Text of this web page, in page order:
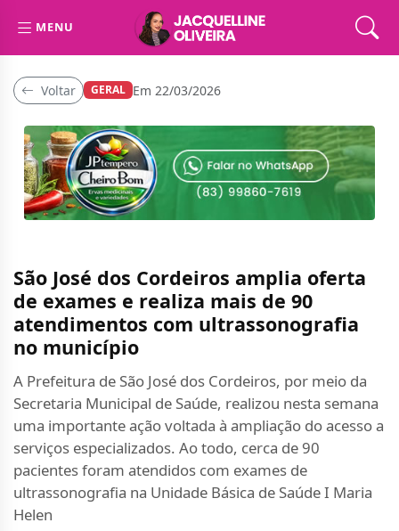
MENU
Voltar GERAL Em 22/03/2026
São José dos Cordeiros amplia oferta
de exames e realiza mais de 90
atendimentos com ultrassonografia
no município
A Prefeitura de São José dos Cordeiros, por meio da
Secretaria Municipal de Saúde, realizou nesta semana
uma importante ação voltada à ampliação do acesso a
serviços especializados. Ao todo, cerca de 90
pacientes foram atendidos com exames de
ultrassonografia na Unidade Básica de Saúde I Maria
Helen